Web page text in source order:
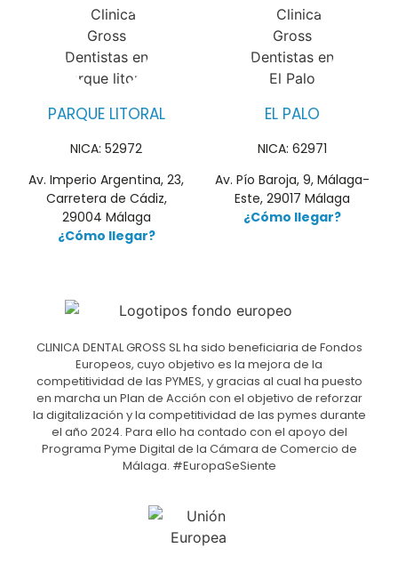
PARQUE LITORAL
NICA: 52972
Av. Imperio Argentina, 23,
Carretera de Cádiz,
29004 Málaga
¿Cómo llegar?
EL PALO
NICA: 62971
Av. Pío Baroja, 9, Málaga-
Este, 29017 Málaga
¿Cómo llegar?
CLINICA DENTAL GROSS SL ha sido beneficiaria de Fondos
Europeos, cuyo objetivo es la mejora de la
competitividad de las PYMES, y gracias al cual ha puesto
en marcha un Plan de Acción con el objetivo de reforzar
la digitalización y la competitividad de las pymes durante
el año 2024. Para ello ha contado con el apoyo del
Programa Pyme Digital de la Cámara de Comercio de
Málaga. #EuropaSeSiente